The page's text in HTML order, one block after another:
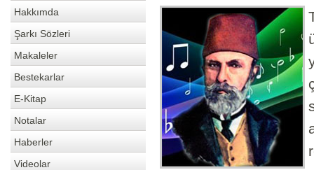
Hakkımda
Şarkı Sözleri
Makaleler
Bestekarlar
E-Kitap
Notalar
Haberler
Videolar